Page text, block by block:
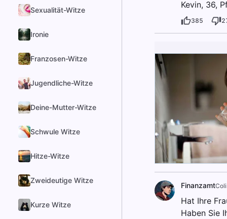
Sexualität-Witze
Ironie
Franzosen-Witze
Jugendliche-Witze
Deine-Mutter-Witze
Schwule Witze
Hitze-Witze
Zweideutige Witze
Kurze Witze
Kevin, 36,
385
Finanzamt
Hat Ihre
Haben Sie